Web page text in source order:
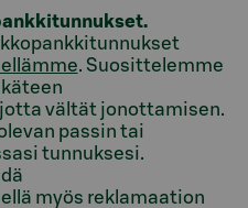
. Suosittelemme
jotta vältät jonottamisen.
passin tai
tunnuksesi.
myös reklamaation